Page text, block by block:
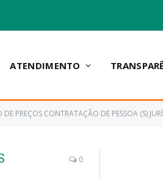
ATENDIMENTO
DE PESSOA (S) JURÍDICA (S) PARA FORNECIMENTO DE
0